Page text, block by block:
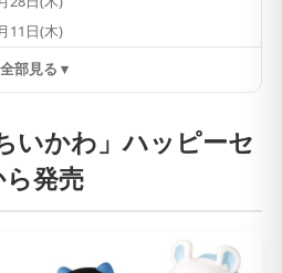
11日(木)
全部見る ▾
いかわ」ハッピーセ
発売